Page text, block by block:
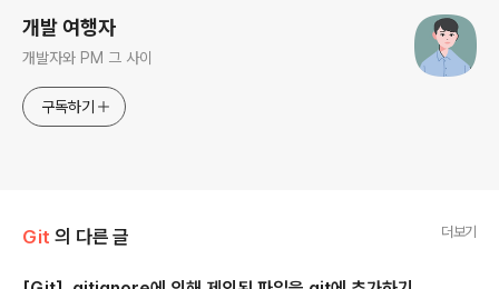
개발 여행자
개발자와 PM 그 사이
구독하기
Git 의 다른 글 더보기